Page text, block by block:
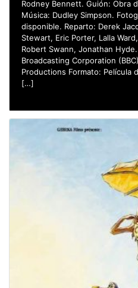
Rodney Bennett. Guión: Obra
Música: Dudley Simpson.
disponible. Reparto: Derek
Stewart, Eric Porter, Lalla
Robert Swann, Jonathan
Broadcasting Corporation
Productions Formato: Película
[…]